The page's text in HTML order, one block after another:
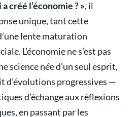
a créé l’économie ? », il
unique, tant cette
lente maturation
L’économie ne s’est pas
science née d’un seul esprit,
d’évolutions progressives —
d’échange aux réflexions
en passant par les